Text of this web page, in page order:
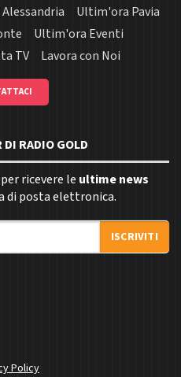
Ultim'ora Pavia
Ultim'ora Eventi
TV Lavora con Noi
RADIO GOLD
ricevere le ultime news
di posta elettronica.
ISCRIVITI
Policy